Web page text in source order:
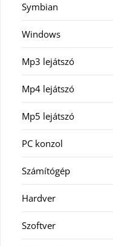
Symbian
Windows
Mp3 lejátszó
Mp4 lejátszó
Mp5 lejátszó
PC konzol
Számítógép
Hardver
Szoftver